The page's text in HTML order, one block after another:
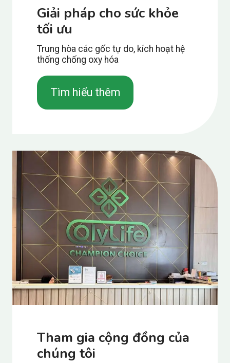
Giải pháp cho sức khỏe
tối ưu
Trung hòa các gốc tự do, kích hoạt hệ
thống chống oxy hóa
Tìm hiểu thêm
Tham gia cộng đồng của
chúng tôi